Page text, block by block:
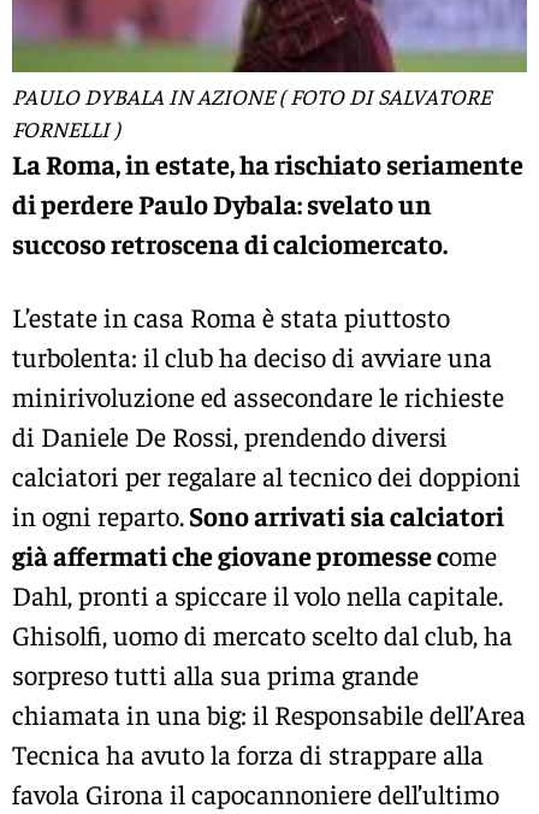
PAULO DYBALA IN AZIONE ( FOTO DI SALVATORE
FORNELLI )
La Roma, in estate, ha rischiato seriamente
di perdere Paulo Dybala: svelato un
succoso retroscena di calciomercato.
L’estate in casa Roma è stata piuttosto
turbolenta: il club ha deciso di avviare una
minirivoluzione ed assecondare le richieste
di Daniele De Rossi, prendendo diversi
calciatori per regalare al tecnico dei doppioni
in ogni reparto.Sono arrivati sia calciatori
già affermati che giovane promesse come
Dahl, pronti a spiccare il volo nella capitale.
Ghisolfi, uomo di mercato scelto dal club, ha
sorpreso tutti alla sua prima grande
chiamata in una big: il Responsabile dell’Area
Tecnica ha avuto la forza di strappare alla
favola Girona il capocannoniere dell’ultimo